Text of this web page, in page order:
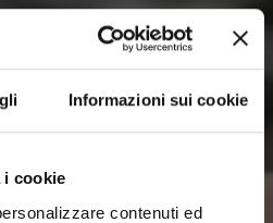
Informazioni sui cookie
i cookie
contenuti ed